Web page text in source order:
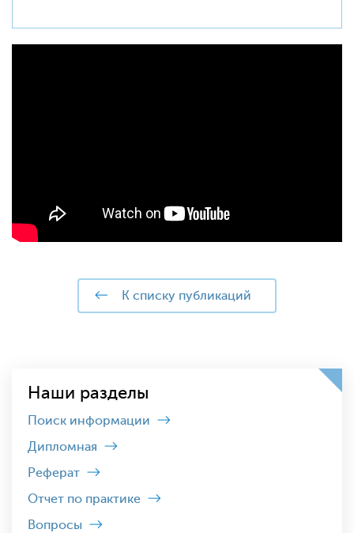
к списку публикаций
Наши разделы
Поиск информации
Дипломная
Реферат
Отчет по практике
Вопросы